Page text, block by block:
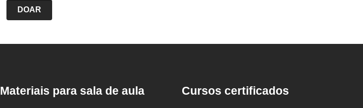
DOAR
Materiais para sala de aula Cursos certificados